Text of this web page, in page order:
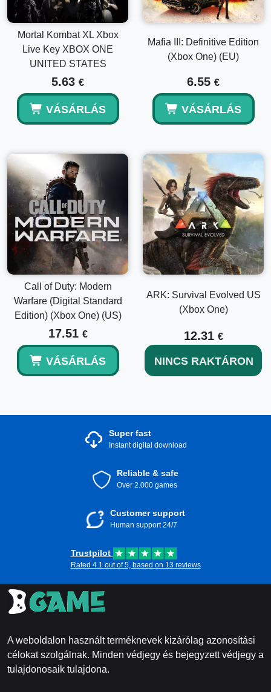
Mortal Kombat XL Xbox
Live Key XBOX ONE
UNITED STATES
5.63 €
VÁSÁRLÁS
Mafia III: Definitive Edition
(Xbox One) (EU)
6.55 €
VÁSÁRLÁS
Call of Duty: Modern
Warfare (Digital Standard
Edition) (Xbox One) (US)
17.51 €
VÁSÁRLÁS
ARK: Survival Evolved US
(Xbox One)
12.31 €
NINCS RAKTÁRON
Super fast
Instant digital download
Reliable & safe
Over 2.000 games
Customer support
Human support 24/7
Trustpilot
Rated 4.1 out of 5, based on 13 reviews
A weboldalon használt terméknevek kizárólag azonosítási
célokat szolgálnak. Minden védjegy és bejegyzett védjegy a
tulajdonosaik tulajdona.